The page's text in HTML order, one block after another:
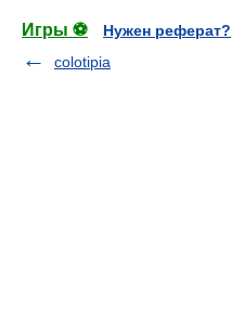
Игры ⚽
Нужен реферат?
colotipia